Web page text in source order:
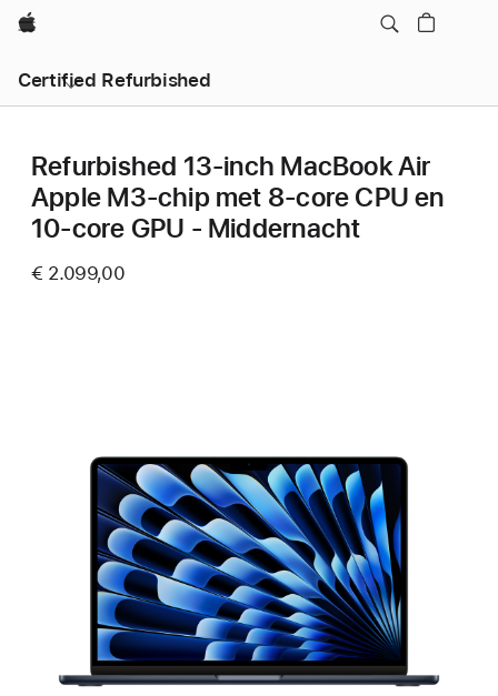
Apple
Certified Refurbished
Refurbished 13-inch MacBook Air
Apple M3-chip met 8‑core CPU en
10‑core GPU - Middernacht
€ 2.099,00